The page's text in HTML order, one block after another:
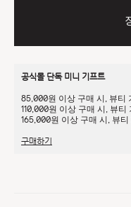
공식몰 단독 미니 기프트
85,000원 이상 구매 시, 뷰티
110,000원 이상 구매 시, 뷰티
165,000원 이상 구매 시, 뷰
구매하기